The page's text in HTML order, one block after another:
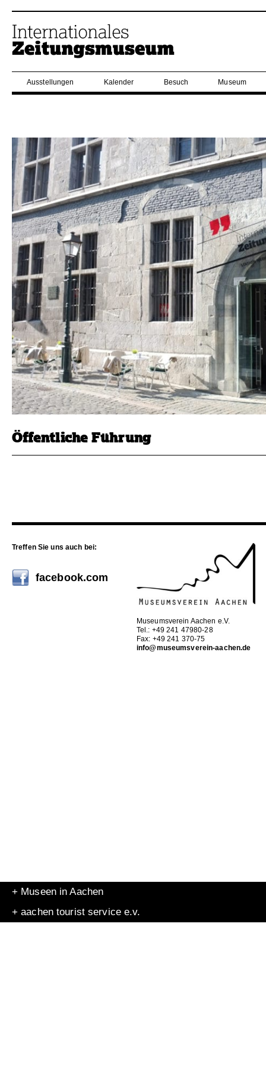
Ausstellungen Kalender Besuch Museum
Öffentliche Führung
Treffen Sie uns auch bei:
facebook.com
Museumsverein Aachen e.V.
Tel.: +49 241 47980-28
Fax: +49 241 370-75
info@museumsverein-aachen.de
+ Museen in Aachen
+ aachen tourist service e.v.